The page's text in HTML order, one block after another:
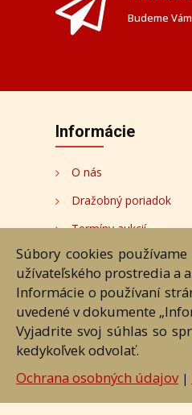
Budeme
Informácie
O nás
Dražobný poriadok
Termíny aukcií
Ochrana osobných
Cookies
Nastavenia cookies
Súbory cookies
užívateľského prostredia a
Informácie o používaní
uvedené v dokumente
Vyjadrite svoj súhlas so
kedykoľvek odvolať.
Ochrana osobných údajov|